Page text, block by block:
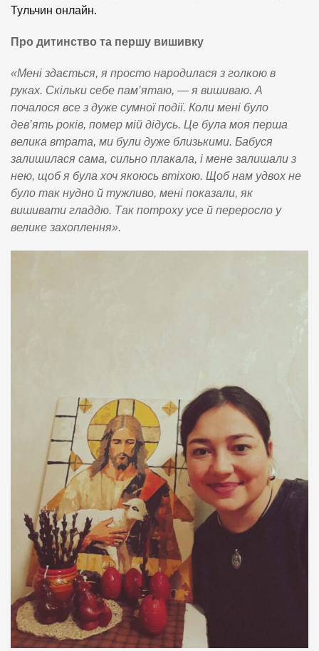
Тульчин онлайн.
Про дитинство та першу вишивку
«Мені здається, я просто народилася з голкою в
руках. Скільки себе пам’ятаю, — я вишиваю. А
почалося все з дуже сумної події. Коли мені було
дев’ять років, помер мій дідусь. Це була моя перша
велика втрата, ми були дуже близькими. Бабуся
залишилася сама, сильно плакала, і мене залишали з
нею, щоб я була хоч якоюсь втіхою. Щоб нам удвох не
було так нудно й тужливо, мені показали, як
вишивати гладдю. Так потроху усе й переросло у
велике захоплення».